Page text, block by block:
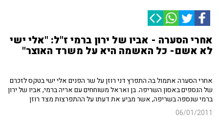
אחרי הסערה - אביו של ירון ברמי ז"ל: "אלי ישי
לא אשם- כל האשמה היא על משרד האוצר"
אחרי הסערה אתמול בה התפרץ דני רוזן על שר הפנים אלי ישי בטקס לזכרם
של הנספים באסון השריפה. בן ואראל משוחחים עם אריה ברמי, אביו של ירון
ברמי שנספה בשריפה, אשר מביע את דעתו על ההתפרצות מצד רוזן
06/01/2011